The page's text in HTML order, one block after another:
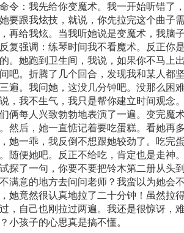
令：我先给你变魔术。我一开始听错了
要跟我炫技，就说，你先拉完这个曲子
再给我炫。当我听她说是变魔术，我脑
复强调：练琴时间我不看魔术。反正你
。她跑到卫生间，我说，如果你不马上
吧。折腾了几个回合，发现我和某人都
遍。我问她，这没几分钟吧。没那么困
，我不生气，我只是帮你建立时间观念
俩每人兴致勃勃地表演了一遍。变完魔
然后，她一直惦记着要吃蛋糕。看她再
她一乖，我反倒不想跟她较劲了。吃完
随便她吧。反正不给吃，肯定也是走神
探了一句，你要不要把铃木第二册从头
满意的地方去问问老师？我蛮以为她会
她竟然很认真地拉了二十分钟！虽然拉
，自己也刚拉过两遍。我还是很惊讶，
小孩子的心思真是搞不懂。